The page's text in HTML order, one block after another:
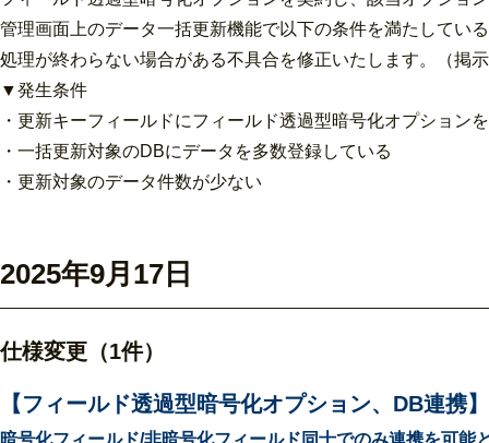
管理画面上のデータ一括更新機能で以下の条件を満たしてい
処理が終わらない場合がある不具合を修正いたします。（掲
▼発生条件
・更新キーフィールドにフィールド透過型暗号化オプション
・一括更新対象のDBにデータを多数登録している
・更新対象のデータ件数が少ない
2025年9月17日
仕様変更（1件）
【フィールド透過型暗号化オプション、DB連携】
暗号化フィールド/非暗号化フィールド同士でのみ連携を可能